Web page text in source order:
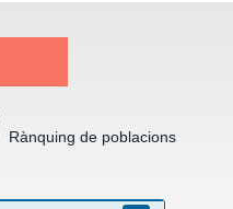
Rànquing de poblacions